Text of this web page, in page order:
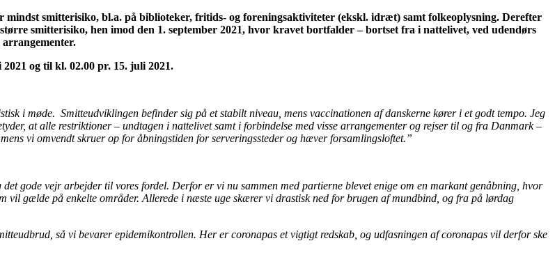
mindst smitterisiko, bl.a. på biblioteker, fritids- og foreningsaktiviteter (ekskl. idræt) samt folkeoplysning. Derefter
smitterisiko, hen imod den 1. september 2021, hvor kravet bortfalder – bortset fra i nattelivet, ved udendørs
arrangementer.
og til kl. 02.00 pr. 15. juli 2021.
i møde. Smitteudviklingen befinder sig på et stabilt niveau, mens vaccinationen af danskerne kører i et godt tempo. Jeg
at alle restriktioner – undtagen i nattelivet samt i forbindelse med visse arrangementer og rejser til og fra Danmark –
vi omvendt skruer op for åbningstiden for serveringssteder og hæver forsamlingsloftet.”
gode vejr arbejder til vores fordel. Derfor er vi nu sammen med partierne blevet enige om en markant genåbning, hvor
vil gælde på enkelte områder. Allerede i næste uge skærer vi drastisk ned for brugen af mundbind, og fra på lørdag
så vi bevarer epidemikontrollen. Her er coronapas et vigtigt redskab, og udfasningen af coronapas vil derfor ske